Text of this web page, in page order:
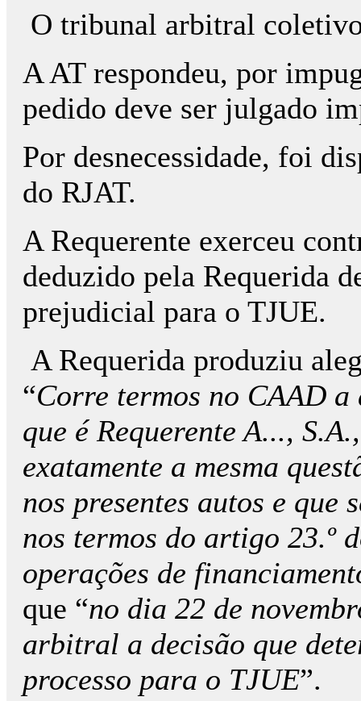
O tribunal arbitral
A AT respondeu, por
pedido deve ser julgado
Por desnecessidade, foi
do RJAT.
A Requerente exerceu
deduzido pela Requerida
prejudicial para o TJUE.
A Requerida produziu
“Corre termos no CAAD
que é Requerente A...,
exatamente a mesma
nos presentes autos e que
nos termos do artigo 23.º
operações de
que “no dia 22 de
arbitral a decisão que
processo para o TJUE”.